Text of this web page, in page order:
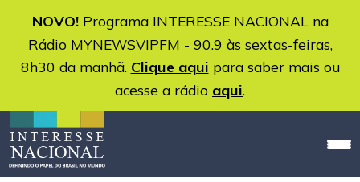
NOVO!Programa INTERESSE NACIONAL na
Rádio MYNEWSVIPFM - 90.9 às sextas-feiras,
8h30 da manhã. Clique aqui para saber mais ou
acesse a rádio aqui.